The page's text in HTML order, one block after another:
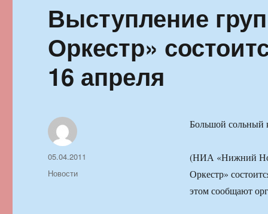
Выступление
Оркестр»
16 апреля
Большой сольный
(НИА «Нижний
Оркестр»
этом сообщают
Автор
Опубликовано
05.04.2011
Рубрики
Новости